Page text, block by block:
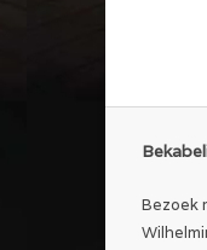
Bezoek